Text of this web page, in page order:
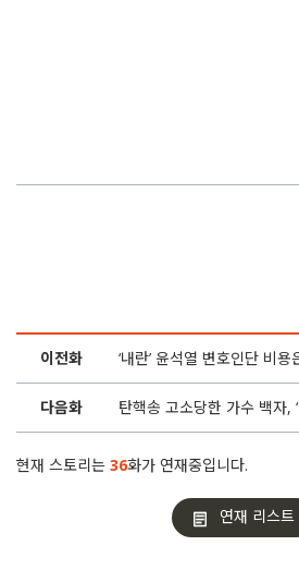
12화 국회 앞 계엄군 막아선 ‘숨은
11화
‘입틀막’ 강성희의 선견지명
이전화 ‘내란’ 윤석열 변호인단 비용
다음화 탄핵송 고소당한 가수 백자,
현재 스토리는 36화가 연재중입니다.
연재 리스트